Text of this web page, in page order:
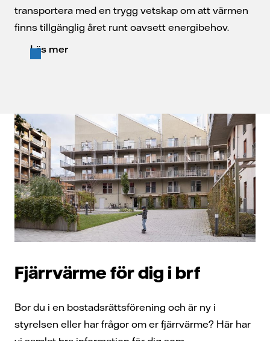
transportera med en trygg vetskap om att värmen
finns tillgänglig året runt oavsett energibehov.
Läs mer
Fjärrvärme för dig i brf
Bor du i en bostadsrättsförening och är ny i
styrelsen eller har frågor om er fjärrvärme? Här har